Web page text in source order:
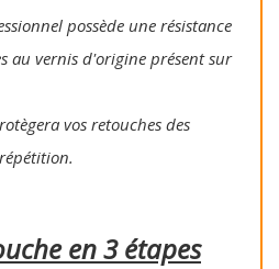
possède une résistance
au vernis d'origine présent sur
vos retouches des
en 3 étapes